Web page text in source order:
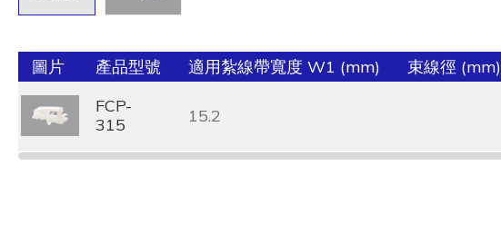
圖片 產品型號 適用紮線帶寬度 W1 (mm) 束線徑 (mm)
FCP-
315
15.2